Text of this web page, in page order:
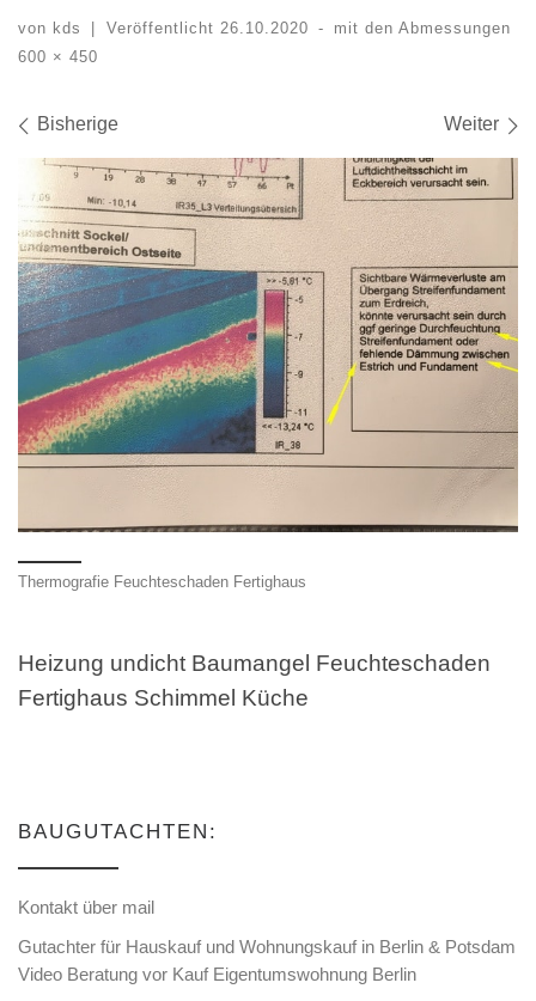
von kds Veröffentlicht 26.10.2020 -
mit den Abmessungen
600 × 450
Bilder Navigation
Bisherige Weiter
Thermografie Feuchteschaden Fertighaus
Heizung undicht Baumangel Feuchteschaden
Fertighaus Schimmel Küche
BAUGUTACHTEN:
Kontakt über mail
Gutachter für Hauskauf und Wohnungskauf in Berlin & Potsdam
Video Beratung vor Kauf Eigentumswohnung Berlin